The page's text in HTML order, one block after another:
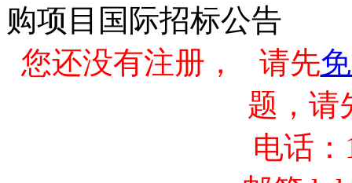
购项目国际招标公告
您还没有注册， 请先
题，请
电话：